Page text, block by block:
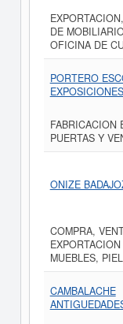
DE
OFICINA DE
PORTERO
FABRICACION
PUERTAS Y
ONIZE
COMPRA,
MUEBLES,
CAMBALACHE